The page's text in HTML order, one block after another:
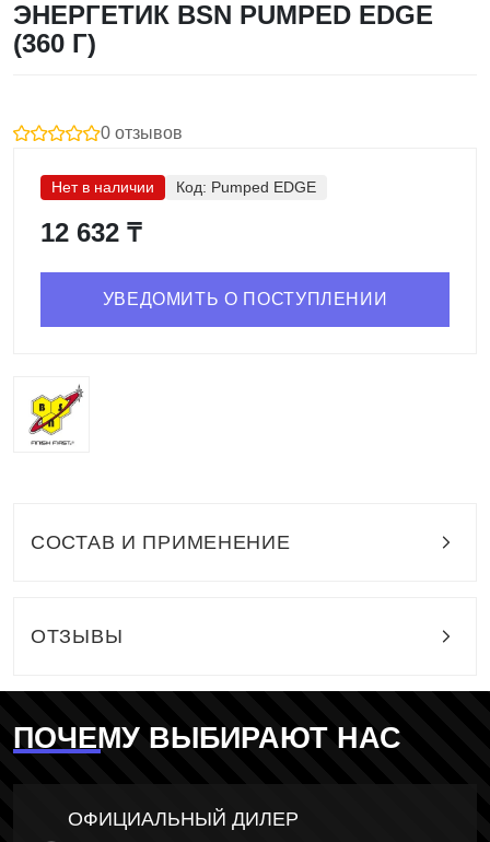
ЭНЕРГЕТИК BSN PUMPED EDGE
(360 Г)
0 отзывов
Нет в наличии Код: Pumped EDGE
12 632 ₸
УВЕДОМИТЬ О ПОСТУПЛЕНИИ
СОСТАВ И ПРИМЕНЕНИЕ
ОТЗЫВЫ
ПОЧЕМУ ВЫБИРАЮТ НАС
ОФИЦИАЛЬНЫЙ ДИЛЕР